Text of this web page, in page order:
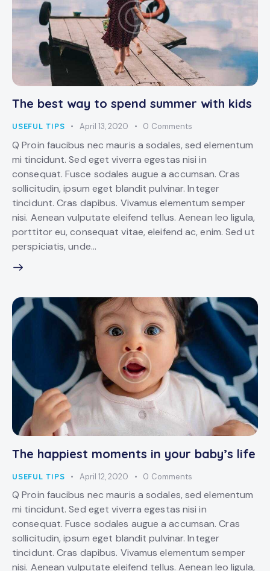
The best way to spend summer with kids
USEFUL TIPS April 13, 2020 0 Comments
Q Proin faucibus nec mauris a sodales, sed elementum
mi tincidunt. Sed eget viverra egestas nisi in
consequat. Fusce sodales augue a accumsan. Cras
sollicitudin, ipsum eget blandit pulvinar. Integer
tincidunt. Cras dapibus. Vivamus elementum semper
nisi. Aenean vulputate eleifend tellus. Aenean leo ligula,
porttitor eu, consequat vitae, eleifend ac, enim. Sed ut
perspiciatis, unde…
The happiest moments in your baby’s life
USEFUL TIPS April 12, 2020 0 Comments
Q Proin faucibus nec mauris a sodales, sed elementum
mi tincidunt. Sed eget viverra egestas nisi in
consequat. Fusce sodales augue a accumsan. Cras
sollicitudin, ipsum eget blandit pulvinar. Integer
tincidunt. Cras dapibus. Vivamus elementum semper
nisi. Aenean vulputate eleifend tellus. Aenean leo ligula,